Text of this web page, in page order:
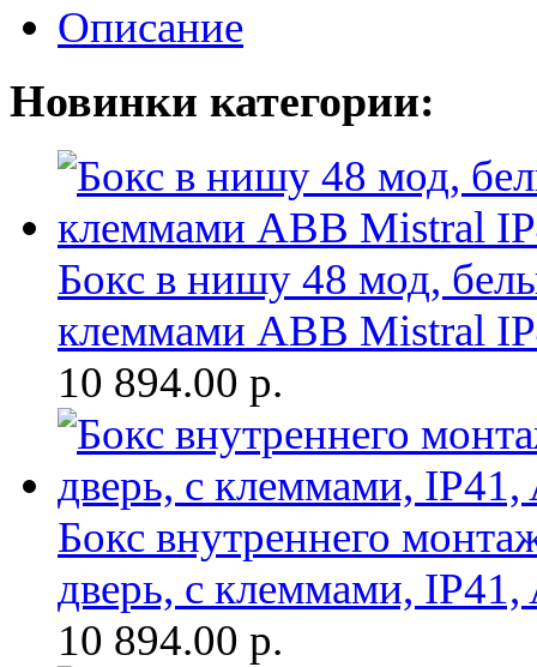
Описание
Новинки категории:
Бокс в нишу 48 мод,
клеммами ABB Mistral
10 894.00 р.
Бокс внутреннего
дверь, с клеммами,
10 894.00 р.